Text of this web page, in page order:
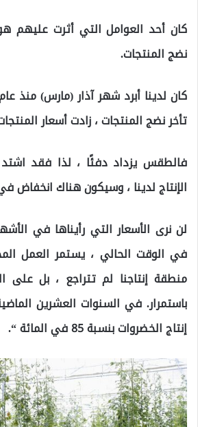
كان أحد العوامل التي أثرت عليهم هو
نضج المنتجات.
تأخر نضج المنتجات ، زادت أسعار
فالطقس يزداد دفئًا ، لذا فقد
الإنتاج لدينا ، وسيكون هناك انخفاض
لن نرى الأسعار التي رأيناها في
في الوقت الحالي ، يستمر العمل
منطقة إنتاجنا لم تتراجع ، بل على
باستمرار. في السنوات العشرين
إنتاج الخضروات بنسبة 85 في المائة “.